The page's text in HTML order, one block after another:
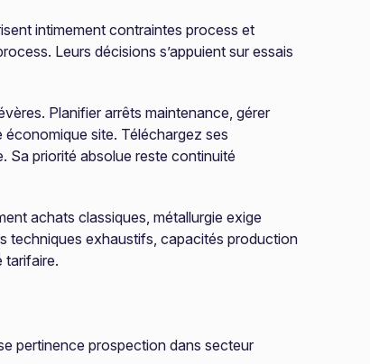
intimement contraintes process et
Leurs décisions s’appuient sur essais
Planifier arrêts maintenance, gérer
site. Téléchargez ses
Sa priorité absolue reste continuité
achats classiques, métallurgie exige
techniques exhaustifs, capacités production
tarifaire.
pertinence prospection dans secteur